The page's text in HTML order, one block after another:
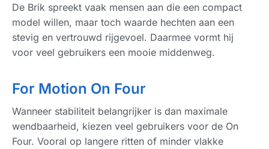
De Brik spreekt vaak mensen aan die een compact
model willen, maar toch waarde hechten aan een
stevig en vertrouwd rijgevoel. Daarmee vormt hij
voor veel gebruikers een mooie middenweg.
For Motion On Four
Wanneer stabiliteit belangrijker is dan maximale
wendbaarheid, kiezen veel gebruikers voor de On
Four. Vooral op langere ritten of minder vlakke